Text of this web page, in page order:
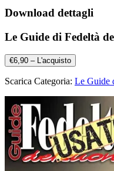
Download dettagli
Le Guide di Fedeltà
€6,90 – L'acquisto
Scarica Categoria: Le Guide